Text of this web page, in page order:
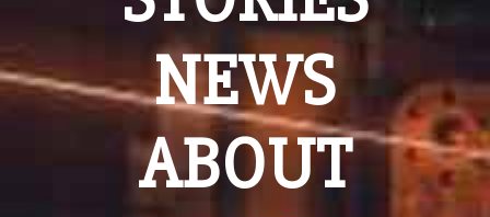
NEWS
ABOUT